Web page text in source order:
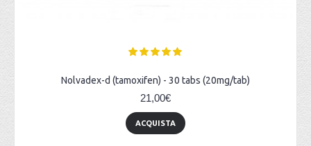
Nolvadex-d (tamoxifen) - 30 tabs (20mg/tab)
21,00€
ACQUISTA